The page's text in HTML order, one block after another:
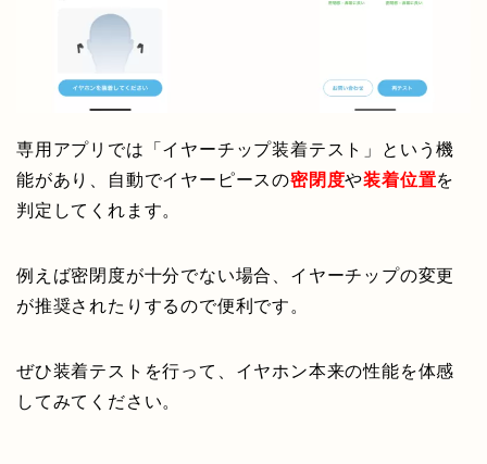
専用アプリでは「イヤーチップ装着テスト」という機
能があり、自動でイヤーピースの密閉度や装着位置を
判定してくれます。
例えば密閉度が十分でない場合、イヤーチップの変更
が推奨されたりするので便利です。
ぜひ装着テストを行って、イヤホン本来の性能を体感
してみてください。